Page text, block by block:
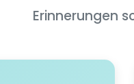
Erinnerungen